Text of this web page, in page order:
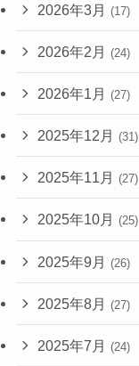
2026年3月 (17)
2026年2月 (24)
2026年1月 (27)
2025年12月 (31)
2025年11月 (27)
2025年10月 (25)
2025年9月 (26)
2025年8月 (27)
2025年7月 (24)